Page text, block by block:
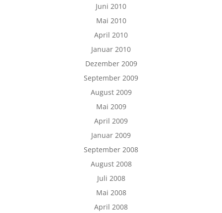
Juni 2010
Mai 2010
April 2010
Januar 2010
Dezember 2009
September 2009
August 2009
Mai 2009
April 2009
Januar 2009
September 2008
August 2008
Juli 2008
Mai 2008
April 2008